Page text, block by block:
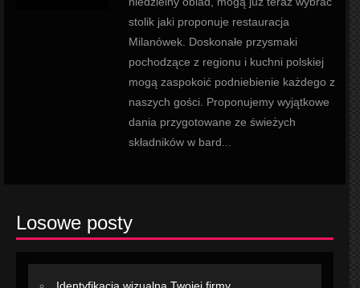
stolik jaki proponuje restauracja
Milanówek. Doskonałe przysmaki
pochodzące z regionu i kuchni polskiej
mogą zaspokoić podniebienie każdego z
naszych gości. Proponujemy wyjątkowe
dania przygotowane ze świeżych
składników w bard...
Losowe posty